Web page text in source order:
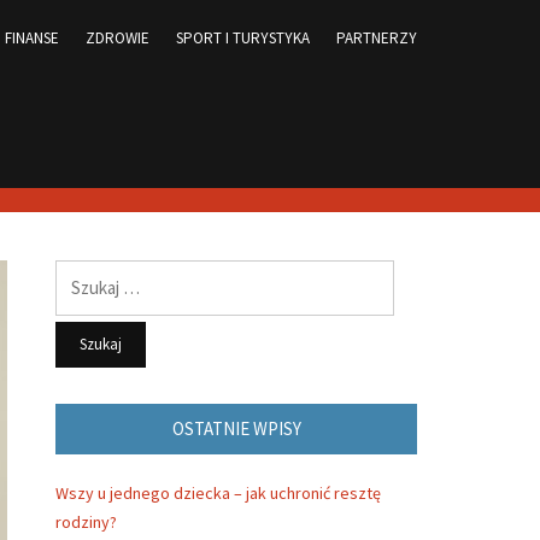
FINANSE ZDROWIE SPORT I TURYSTYKA PARTNERZY
OSTATNIE WPISY
Wszy u jednego dziecka – jak uchronić resztę
rodziny?